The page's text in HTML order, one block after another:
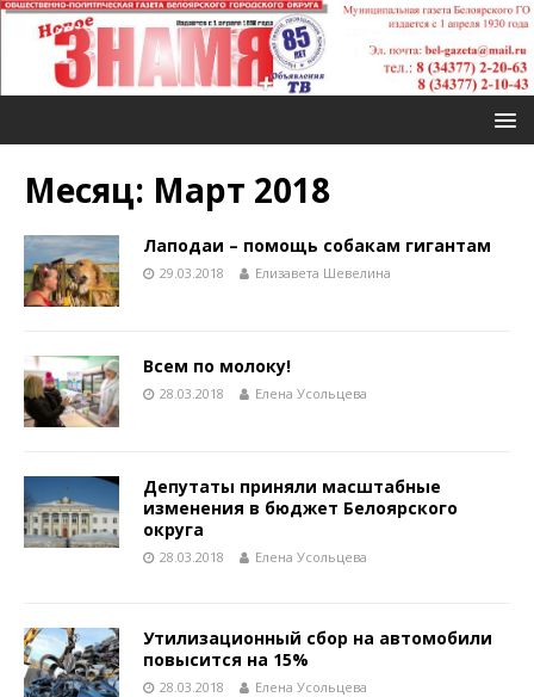
Месяц: Март 2018
Лаподаи – помощь собакам гигантам
29.03.2018 Елизавета Шевелина
Всем по молоку!
28.03.2018 Елена Усольцева
Депутаты приняли масштабные
изменения в бюджет Белоярского
округа
28.03.2018 Елена Усольцева
Утилизационный сбор на автомобили
повысится на 15%
28.03.2018 Елена Усольцева